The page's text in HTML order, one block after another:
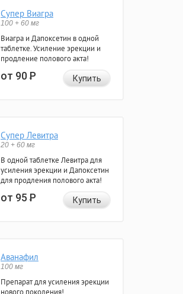
Супер Виагра
100 + 60 мг
Виагра и Дапоксетин в одной
таблетке. Усиление эрекции и
продление полового акта!
от 90Р Купить
Супер Левитра
20 + 60 мг
В одной таблетке Левитра для
усиления эрекции и Дапоксетин
для продления полового акта!
от 95Р Купить
Аванафил
100 мг
Препарат для усиления эрекции